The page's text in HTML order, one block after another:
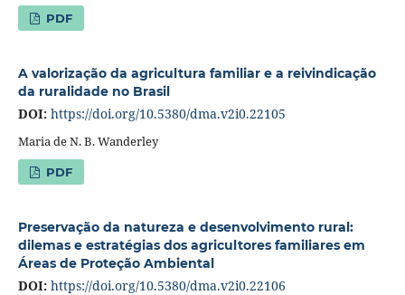
PDF
A valorização da agricultura familiar e a reivindicação
da ruralidade no Brasil
DOI: https://doi.org/10.5380/dma.v2i0.22105
Maria de N. B. Wanderley
PDF
Preservação da natureza e desenvolvimento rural:
dilemas e estratégias dos agricultores familiares em
Áreas de Proteção Ambiental
DOI: https://doi.org/10.5380/dma.v2i0.22106